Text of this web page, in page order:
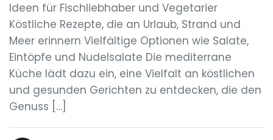
Ideen für Fischliebhaber und Vegetarier
Köstliche Rezepte, die an Urlaub, Strand und
Meer erinnern Vielfältige Optionen wie Salate,
Eintöpfe und Nudelsalate Die mediterrane
Küche lädt dazu ein, eine Vielfalt an köstlichen
und gesunden Gerichten zu entdecken, die den
Genuss […]